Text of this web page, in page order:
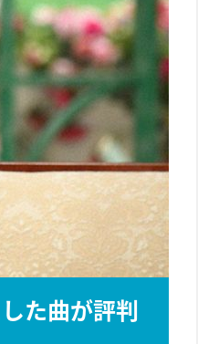
た曲が評判
イ＝ラブ！げーみんぐ』＝LOV
樹愛羅＆佐々木舞香SPインタ
ー